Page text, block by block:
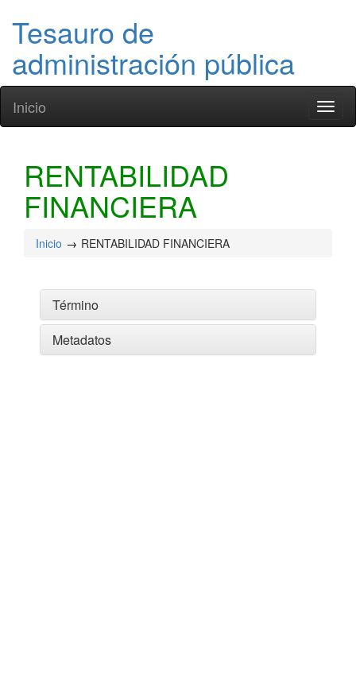
Tesauro de
administración pública
Inicio
RENTABILIDAD
FINANCIERA
Inicio RENTABILIDAD FINANCIERA
Término
Metadatos